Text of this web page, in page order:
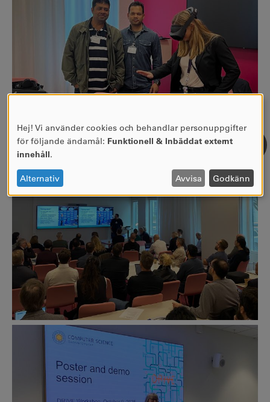
ANVÄNDNING
AV
OCH
COOKIES
Hej! Vi använder cookies och behandlar personuppgifter
för följande ändamål: Funktionell & Inbäddat externt
innehåll.
Alternativ Avvisa Godkänn